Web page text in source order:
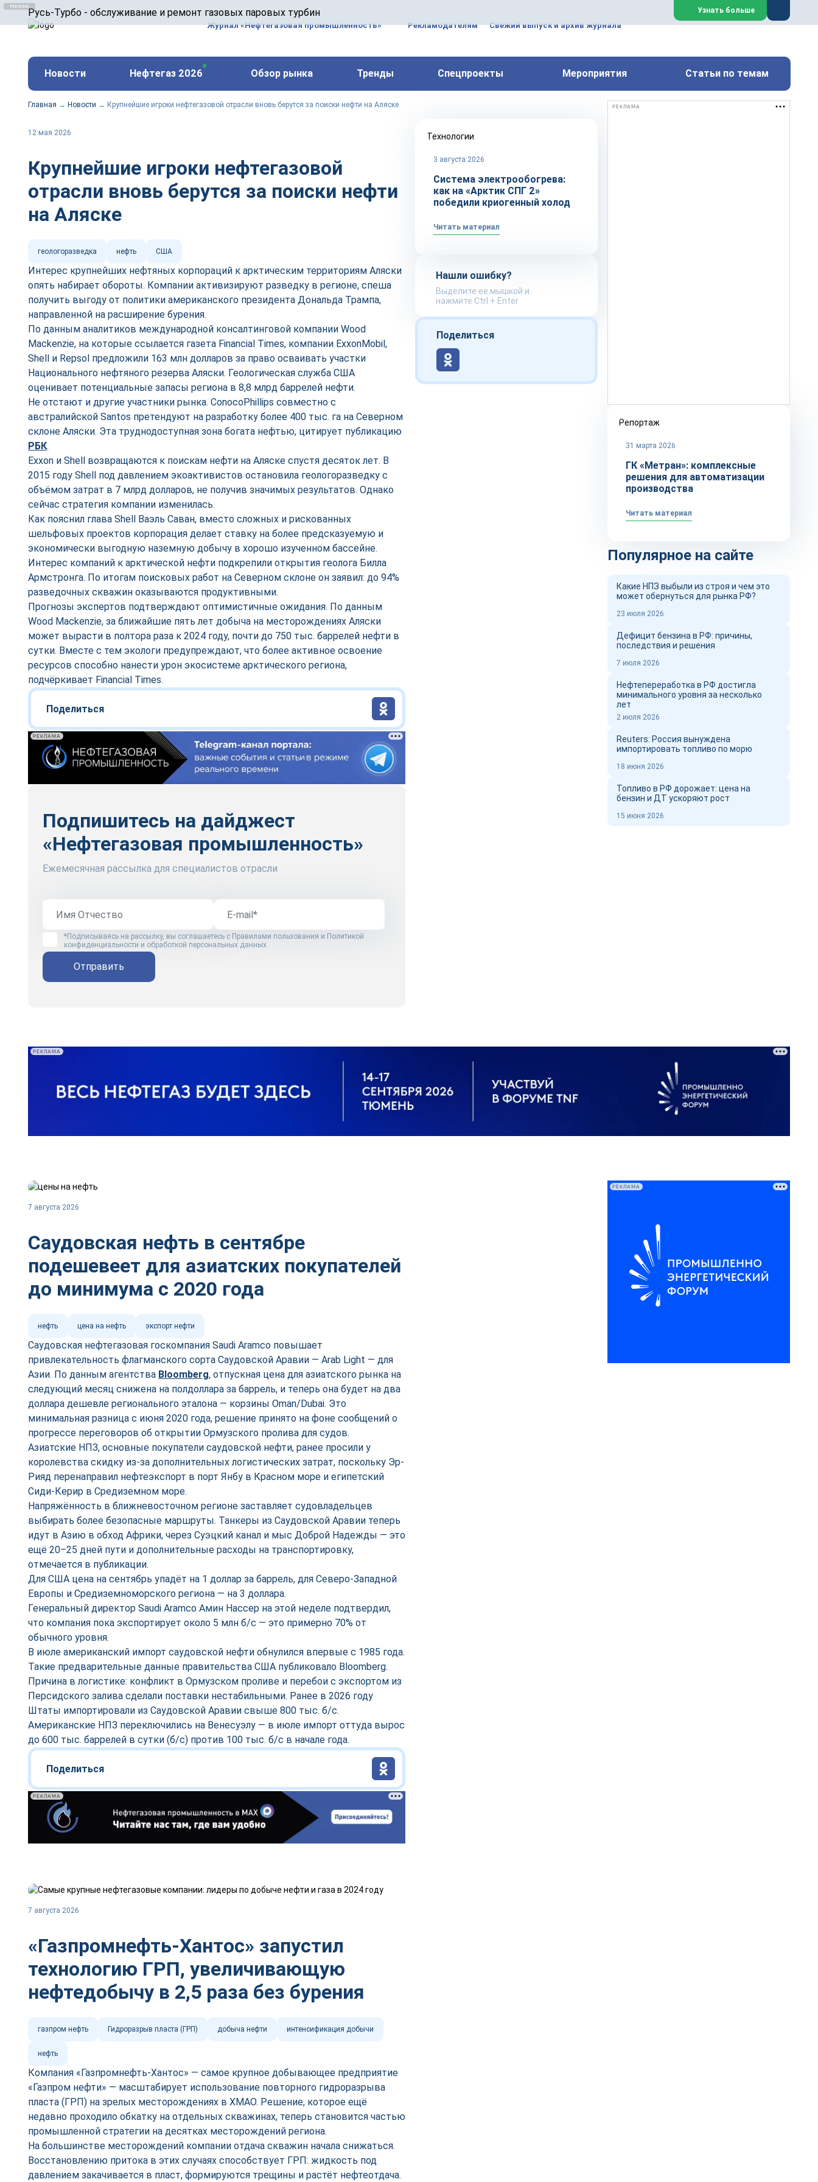
Русь-Турбо - обслуживание и ремонт газовых паровых турбин
ООО «Русь-Турбо» занимается сервисом газовых и паровых турбин, комплексным ремонтом, восстановлением, техническим обслуживанием
оборудования ТЭС, зарубежных поршневых машин и компрессоров, которые работают на нефтегазовых, нефтехимических, металлургических
и других предприятиях.
Реклама. ООО «Русь-Турбо», ИНН 7802588950
erid: F7NfYUJCUneVdwPs4znf
Закрыть
Узнать больше
Журнал «Нефтегазовая промышленность» Рекламодателям Свежий выпуск и архив журнала
Новости Нефтегаз 2026 Обзор рынка Тренды Спецпроекты Мероприятия Статьи по темам
Главная → Новости → Крупнейшие игроки нефтегазовой отрасли вновь берутся за поиски нефти на Аляске
12 мая 2026
Крупнейшие игроки нефтегазовой
отрасли вновь берутся за поиски нефти
на Аляске
геологоразведка нефть США
Интерес крупнейших нефтяных корпораций к арктическим территориям Аляски
опять набирает обороты. Компании активизируют разведку в регионе, спеша
получить выгоду от политики американского президента Дональда Трампа,
направленной на расширение бурения.
По данным аналитиков международной консалтинговой компании Wood
Mackenzie, на которые ссылается газета Financial Times, компании ExxonMobil,
Shell и Repsol предложили 163 млн долларов за право осваивать участки
Национального нефтяного резерва Аляски. Геологическая служба США
оценивает потенциальные запасы региона в 8,8 млрд баррелей нефти.
Не отстают и другие участники рынка. ConocoPhillips совместно с
австралийской Santos претендуют на разработку более 400 тыс. га на Северном
склоне Аляски. Эта труднодоступная зона богата нефтью, цитирует публикацию
РБК.
Exxon и Shell возвращаются к поискам нефти на Аляске спустя десяток лет. В
2015 году Shell под давлением экоактивистов остановила геологоразведку с
объёмом затрат в 7 млрд долларов, не получив значимых результатов. Однако
сейчас стратегия компании изменилась.
Как пояснил глава Shell Ваэль Саван, вместо сложных и рискованных
шельфовых проектов корпорация делает ставку на более предсказуемую и
экономически выгодную наземную добычу в хорошо изученном бассейне.
Интерес компаний к арктической нефти подкрепили открытия геолога Билла
Армстронга. По итогам поисковых работ на Северном склоне он заявил: до 94%
разведочных скважин оказываются продуктивными.
Прогнозы экспертов подтверждают оптимистичные ожидания. По данным
Wood Mackenzie, за ближайшие пять лет добыча на месторождениях Аляски
может вырасти в полтора раза к 2024 году, почти до 750 тыс. баррелей нефти в
сутки. Вместе с тем экологи предупреждают, что более активное освоение
ресурсов способно нанести урон экосистеме арктического региона,
подчёркивает Financial Times.
Поделиться
РЕКЛАМА
Подпишитесь на дайджест
«Нефтегазовая промышленность»
Ежемесячная рассылка для специалистов отрасли
*Подписываясь на рассылку, вы соглашаетесь с Правилами пользования и Политикой
конфиденциальности и обработкой персональных данных
Отправить
Технологии
3 августа 2026
Система электрообогрева:
как на «Арктик СПГ 2»
победили криогенный холод
Читать материал
Нашли ошибку?
Выделите ее мышкой и
нажмите Ctrl + Enter
Поделиться
РЕКЛАМА
Репортаж
31 марта 2026
ГК «Метран»: комплексные
решения для автоматизации
производства
Читать материал
Популярное на сайте
Какие НПЗ выбыли из строя и чем это
может обернуться для рынка РФ?
23 июля 2026
Дефицит бензина в РФ: причины,
последствия и решения
7 июля 2026
Нефтепереработка в РФ достигла
минимального уровня за несколько
лет
2 июля 2026
Reuters: Россия вынуждена
импортировать топливо по морю
18 июня 2026
Топливо в РФ дорожает: цена на
бензин и ДТ ускоряют рост
15 июня 2026
РЕКЛАМА
7 августа 2026
Саудовская нефть в сентябре
подешевеет для азиатских покупателей
до минимума с 2020 года
нефть цена на нефть экспорт нефти
Саудовская нефтегазовая госкомпания Saudi Aramco повышает
привлекательность флагманского сорта Саудовской Аравии — Arab Light — для
Азии. По данным агентства Bloomberg, отпускная цена для азиатского рынка на
следующий месяц снижена на полдоллара за баррель, и теперь она будет на два
доллара дешевле регионального эталона — корзины Oman/Dubai. Это
минимальная разница с июня 2020 года, решение принято на фоне сообщений о
прогрессе переговоров об открытии Ормузского пролива для судов.
Азиатские НПЗ, основные покупатели саудовской нефти, ранее просили у
королевства скидку из-за дополнительных логистических затрат, поскольку Эр-
Рияд перенаправил нефтеэкспорт в порт Янбу в Красном море и египетский
Сиди-Керир в Средиземном море.
Напряжённость в ближневосточном регионе заставляет судовладельцев
выбирать более безопасные маршруты. Танкеры из Саудовской Аравии теперь
идут в Азию в обход Африки, через Суэцкий канал и мыс Доброй Надежды — это
ещё 20–25 дней пути и дополнительные расходы на транспортировку,
отмечается в публикации.
Для США цена на сентябрь упадёт на 1 доллар за баррель, для Северо-Западной
Европы и Средиземноморского региона — на 3 доллара.
Генеральный директор Saudi Aramco Амин Нассер на этой неделе подтвердил,
что компания пока экспортирует около 5 млн б/с — это примерно 70% от
обычного уровня.
В июле американский импорт саудовской нефти обнулился впервые с 1985 года.
Такие предварительные данные правительства США публиковало Bloomberg.
Причина в логистике: конфликт в Ормузском проливе и перебои с экспортом из
Персидского залива сделали поставки нестабильными. Ранее в 2026 году
Штаты импортировали из Саудовской Аравии свыше 800 тыс. б/с.
Американские НПЗ переключились на Венесуэлу — в июле импорт оттуда вырос
до 600 тыс. баррелей в сутки (б/с) против 100 тыс. б/с в начале года.
Поделиться
РЕКЛАМА
7 августа 2026
«Газпромнефть-Хантос» запустил
технологию ГРП, увеличивающую
нефтедобычу в 2,5 раза без бурения
газпром нефть Гидроразрыв пласта (ГРП) добыча нефти интенсификация добычи
нефть
Компания «Газпромнефть-Хантос» — самое крупное добывающее предприятие
«Газпром нефти» — масштабирует использование повторного гидроразрыва
пласта (ГРП) на зрелых месторождениях в ХМАО. Решение, которое ещё
недавно проходило обкатку на отдельных скважинах, теперь становится частью
промышленной стратегии на десятках месторождений региона.
На большинстве месторождений компании отдача скважин начала снижаться.
Восстановлению притока в этих случаях способствует ГРП: жидкость под
давлением закачивается в пласт, формируются трещины и растёт нефтеотдача.
РЕКЛАМА